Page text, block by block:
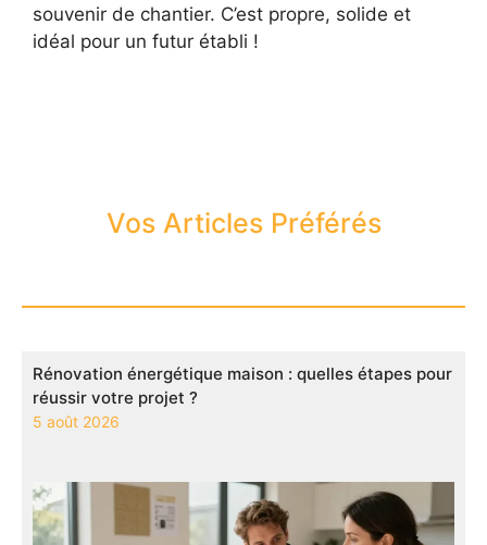
souvenir de chantier. C’est propre, solide et
idéal pour un futur établi !
Vos Articles Préférés
Rénovation énergétique maison : quelles étapes pour
réussir votre projet ?
5 août 2026